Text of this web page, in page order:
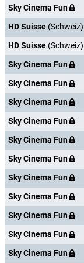
Sky Cinema Fun
HD Suisse (Schweiz)
HD Suisse (Schweiz)
Sky Cinema Fun
Sky Cinema Fun
Sky Cinema Fun
Sky Cinema Fun
Sky Cinema Fun
Sky Cinema Fun
Sky Cinema Fun
Sky Cinema Fun
Sky Cinema Fun
Sky Cinema Fun
Sky Cinema Fun